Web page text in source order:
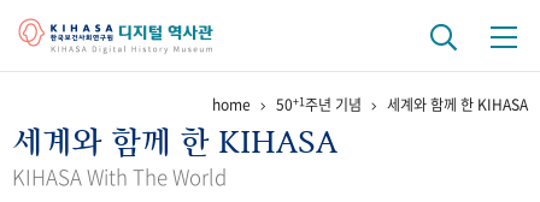
걸어온 길 기관 변천사 역대 기관장
home 50+1주년 기념 세계와 함께 한 KIHASA
세계와 함께 한 KIHASA
KIHASA With The World